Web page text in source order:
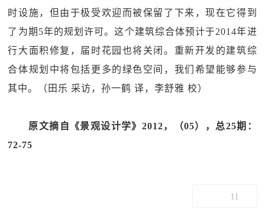
时设施，但由于极受欢迎而被保留了下来，现在它得到
了为期5年的规划许可。这个建筑综合体预计于2014年进
行大面积修复，届时花园也将关闭。重新开发的建筑综
合体规划中将包括更多的绿色空间，我们希望能够参与
其中。（田乐 采访，孙一鹤 译，李舒雅 校）
原文摘自《景观设计学》2012，（05），总25期：
72-75
11